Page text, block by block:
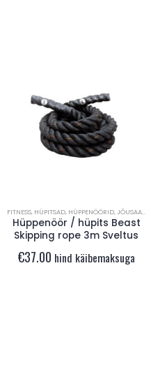
FITNESS, HÜPITSAD, HÜPPENÖÖRID,JÕUSAAL ,
Hüppenöör / hüpits Beast
Skipping rope 3m Sveltus
€37.00 hind käibemaksuga